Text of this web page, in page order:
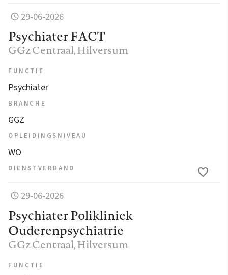
29-06-2026
Psychiater FACT
GGz Centraal, Hilversum
FUNCTIE
Psychiater
BRANCHE
GGZ
OPLEIDINGSNIVEAU
WO
DIENSTVERBAND
29-06-2026
Psychiater Polikliniek
Ouderenpsychiatrie
GGz Centraal, Hilversum
FUNCTIE